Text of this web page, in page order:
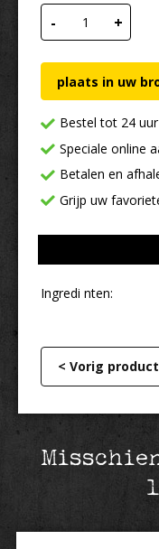
-
Choco kruidnoten
+
plaats in uw
Bestel tot 24
Speciale online
Betalen en
Grijp uw
Ingredi nten:
< Vorig product